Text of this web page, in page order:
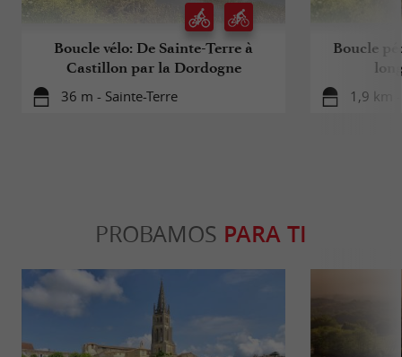
Boucle vélo: De Sainte-Terre à
Castillon par la Dordogne
36 m - Sainte-Terre
Boucle
1,9 km
PROBAMOS PARA TI